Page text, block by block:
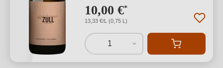
10,00 €*
13,33 €/L (0,75 L)
1